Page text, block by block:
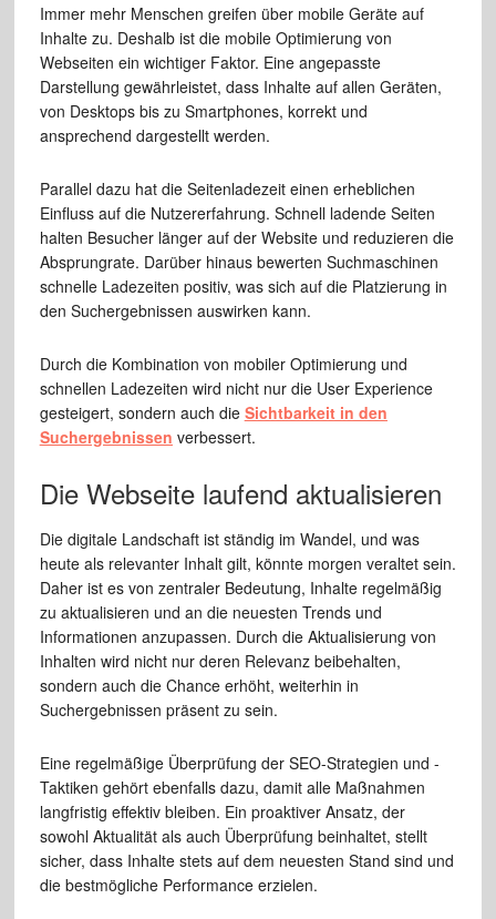
Immer mehr Menschen greifen über mobile Geräte auf
Inhalte zu. Deshalb ist die mobile Optimierung von
Webseiten ein wichtiger Faktor. Eine angepasste
Darstellung gewährleistet, dass Inhalte auf allen Geräten,
von Desktops bis zu Smartphones, korrekt und
ansprechend dargestellt werden.
Parallel dazu hat die Seitenladezeit einen erheblichen
Einfluss auf die Nutzererfahrung. Schnell ladende Seiten
halten Besucher länger auf der Website und reduzieren die
Absprungrate. Darüber hinaus bewerten Suchmaschinen
schnelle Ladezeiten positiv, was sich auf die Platzierung in
den Suchergebnissen auswirken kann.
Durch die Kombination von mobiler Optimierung und
schnellen Ladezeiten wird nicht nur die User Experience
gesteigert, sondern auch die Sichtbarkeit in den
Suchergebnissen verbessert.
Die Webseite laufend aktualisieren
Die digitale Landschaft ist ständig im Wandel, und was
heute als relevanter Inhalt gilt, könnte morgen veraltet sein.
Daher ist es von zentraler Bedeutung, Inhalte regelmäßig
zu aktualisieren und an die neuesten Trends und
Informationen anzupassen. Durch die Aktualisierung von
Inhalten wird nicht nur deren Relevanz beibehalten,
sondern auch die Chance erhöht, weiterhin in
Suchergebnissen präsent zu sein.
Eine regelmäßige Überprüfung der SEO-Strategien und -
Taktiken gehört ebenfalls dazu, damit alle Maßnahmen
langfristig effektiv bleiben. Ein proaktiver Ansatz, der
sowohl Aktualität als auch Überprüfung beinhaltet, stellt
sicher, dass Inhalte stets auf dem neuesten Stand sind und
die bestmögliche Performance erzielen.